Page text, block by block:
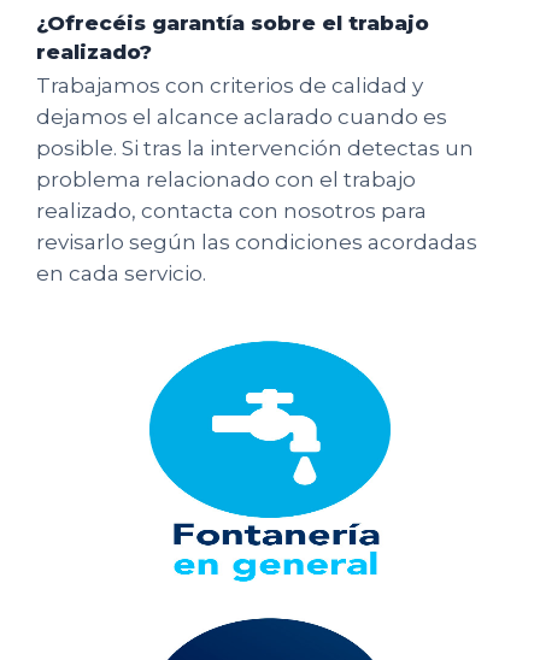
¿Ofrecéis garantía sobre el trabajo
realizado?
Trabajamos con criterios de calidad y
dejamos el alcance aclarado cuando es
posible. Si tras la intervención detectas un
problema relacionado con el trabajo
realizado, contacta con nosotros para
revisarlo según las condiciones acordadas
en cada servicio.